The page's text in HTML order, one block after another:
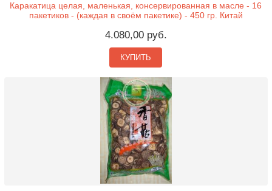
Каракатица целая, маленькая, консервированная в масле - 16
пакетиков - (каждая в своём пакетике) - 450 гр. Китай
4.080,00 руб.
КУПИТЬ